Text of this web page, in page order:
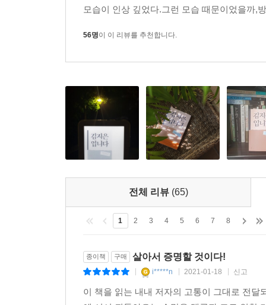
모습이 인상 깊었다.그런 모습 때문이었을까,
56명이 이 리뷰를 추천합니다.
전체 리뷰 (65)
1 2 3 4 5 6 7 8
종이책 구매 살아서 증명할 것이다!
i*****n 2021-01-18 신고
이 책을 읽는 내내 저자의 고통이 그대로 전